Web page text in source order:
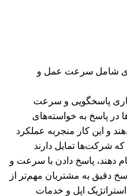
شامل سرعت عمل و
پاسخگویی و سرعت
پاسخ به خواسته‌های
و این کار منجربه عملکرد
شرکت‌ها تمایل دارند
دهند، پاسخ دادن با سرعت و
دقیق به مشتریان مهم‌تر از
اپل و خدمات